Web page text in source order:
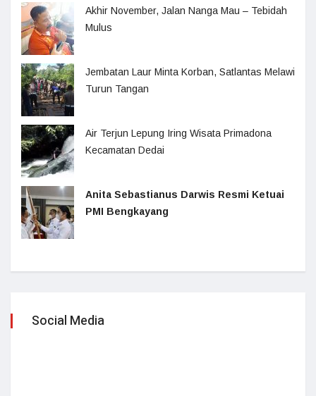
Akhir November, Jalan Nanga Mau – Tebidah
Mulus
Jembatan Laur Minta Korban, Satlantas Melawi
Turun Tangan
Air Terjun Lepung Iring Wisata Primadona
Kecamatan Dedai
Anita Sebastianus Darwis Resmi Ketuai
PMI Bengkayang
Social Media